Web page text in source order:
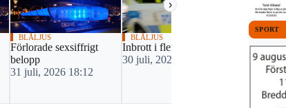
›
BLÅLJUS
Förlorade sexsiffrigt
belopp
31 juli, 2026 18:12
BLÅLJUS
Inbrott i flera lägenheter
30 juli, 2026 16:49
BLÅLJUS
Par
30 juli,
SPORT